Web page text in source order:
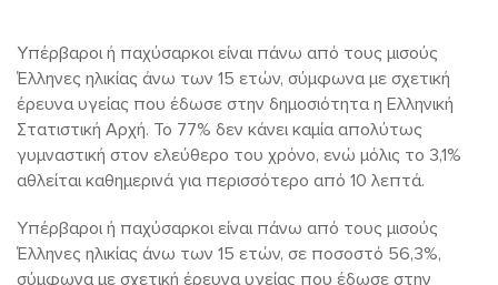
Υπέρβαροι ή παχύσαρκοι είναι πάνω από τους μισούς
Έλληνες ηλικίας άνω των 15 ετών, σύμφωνα με σχετική
έρευνα υγείας που έδωσε στην δημοσιότητα η Ελληνική
Στατιστική Αρχή. Το 77% δεν κάνει καμία απολύτως
γυμναστική στον ελεύθερο του χρόνο, ενώ μόλις το 3,1%
αθλείται καθημερινά για περισσότερο από 10 λεπτά.
Υπέρβαροι ή παχύσαρκοι είναι πάνω από τους μισούς
Έλληνες ηλικίας άνω των 15 ετών, σε ποσοστό 56,3%,
σύμφωνα με σχετική έρευνα υγείας που έδωσε στην